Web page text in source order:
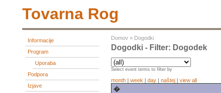
Tovarna Rog
Informacije
Program
Uporaba
Podpora
Izjave
Domov » Dogodki
Dogodki - Filter: Dogodek
Select event terms to filter by
month | week | day | naštej | view all
�